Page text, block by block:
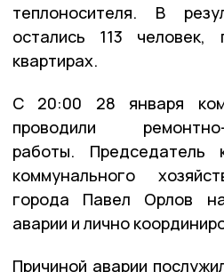
теплоносителя. В
остались 113
квартирах.
С 20:00 28 января
проводили ремонтно-
работы. Председатель
коммунального
города Павел Орлов
аварии и лично
Причиной аварии